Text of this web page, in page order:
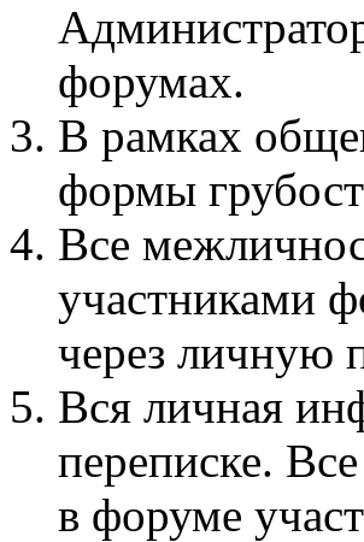
форумах.
В рамках
формы
Все
участниками
через личную
Вся личная
переписке.
в форуме